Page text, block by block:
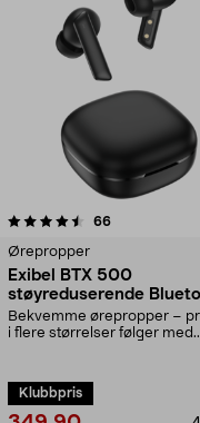
66anmeldelser
Ørepropper
Exibel BTX 500
støyreduserende
ørepropper
Bekvemme ørepropper –
i flere størrelser følger med.
Klubbpris